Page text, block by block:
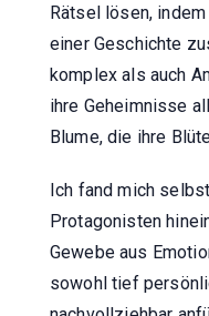
Rätsel lösen,
einer Geschichte
komplex als auch
ihre Geheimnisse
Blume, die ihre
Ich fand mich
Protagonisten
Gewebe aus
sowohl tief